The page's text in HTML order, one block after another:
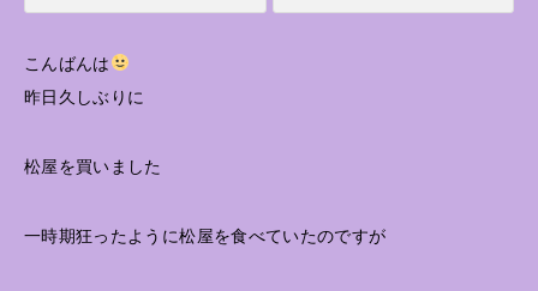
こんばんは
昨日久しぶりに
松屋を買いました
一時期狂ったように松屋を食べていたのですが